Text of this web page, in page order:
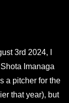
3rd 2024, I
Imanaga
a pitcher for the
that year), but